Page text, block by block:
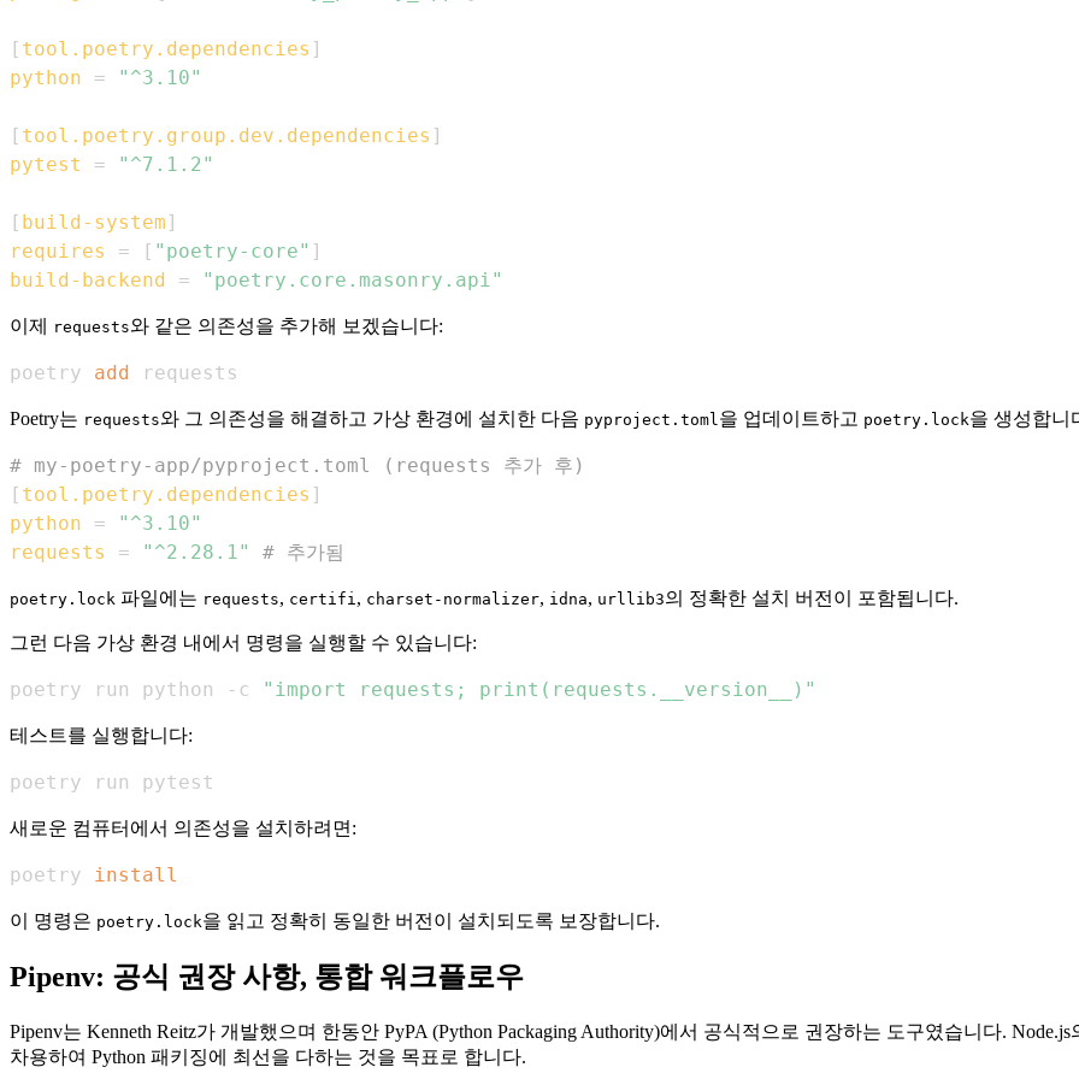
[ tool.poetry.dependencies ]
python
= "^3.10"
[ tool.poetry.group.dev.dependencies ]
pytest
= "^7.1.2"
[ build-system ]
requires
= [ "poetry-core" ]
build-backend
= "poetry.core.masonry.api"
이제 requests와 같은 의존성을 추가해 보겠습니다:
poetry add requests
Poetry는 requests와 그 의존성을 해결하고 가상 환경에 설치한 다음 pyproject.toml 을 업데이트하고 poetry.lock을 생성합니
# my-poetry-app/pyproject.toml (requests 추가 후)
[ tool.poetry.dependencies ]
python
=
"^3.10"
requests
= "^2.28.1" # 추가됨
poetry.lock 파일에는 requests, certifi , charset-normalizer, idna, urllib3의 정확한 설치 버전이 포함됩니다.
그런 다음 가상 환경 내에서 명령을 실행할 수 있습니다:
poetry run python -c "import requests; print(requests.__version__)"
테스트를 실행합니다:
poetry run pytest
새로운 컴퓨터에서 의존성을 설치하려면:
poetry install
이 명령은 poetry.lock을 읽고 정확히 동일한 버전이 설치되도록 보장합니다.
Pipenv: 공식 권장 사항, 통합 워크플로우
Pipenv는 Kenneth Reitz가 개발했으며 한동안 PyPA (Python Packaging Authority)에서 공식적으로 권장하는 도구였습니다.
차용하여 Python 패키징에 최선을 다하는 것을 목표로 합니다.